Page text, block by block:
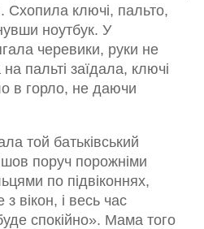
Схопила ключі, пальто,
ноутбук. У
черевики, руки не
пальті заїдала, ключі
в горло, не даючи
той батьківський
поруч порожніми
по підвіконнях,
вікон, і весь час
спокійно». Мама того